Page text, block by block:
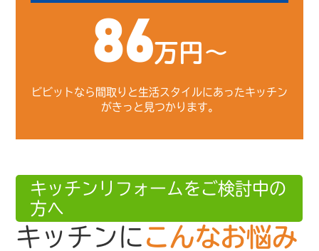
86万円～
ビビットなら間取りと生活スタイルにあったキッチン
がきっと見つかります。
キッチンリフォームをご検討中の
方へ
キッチンに こんなお悩み